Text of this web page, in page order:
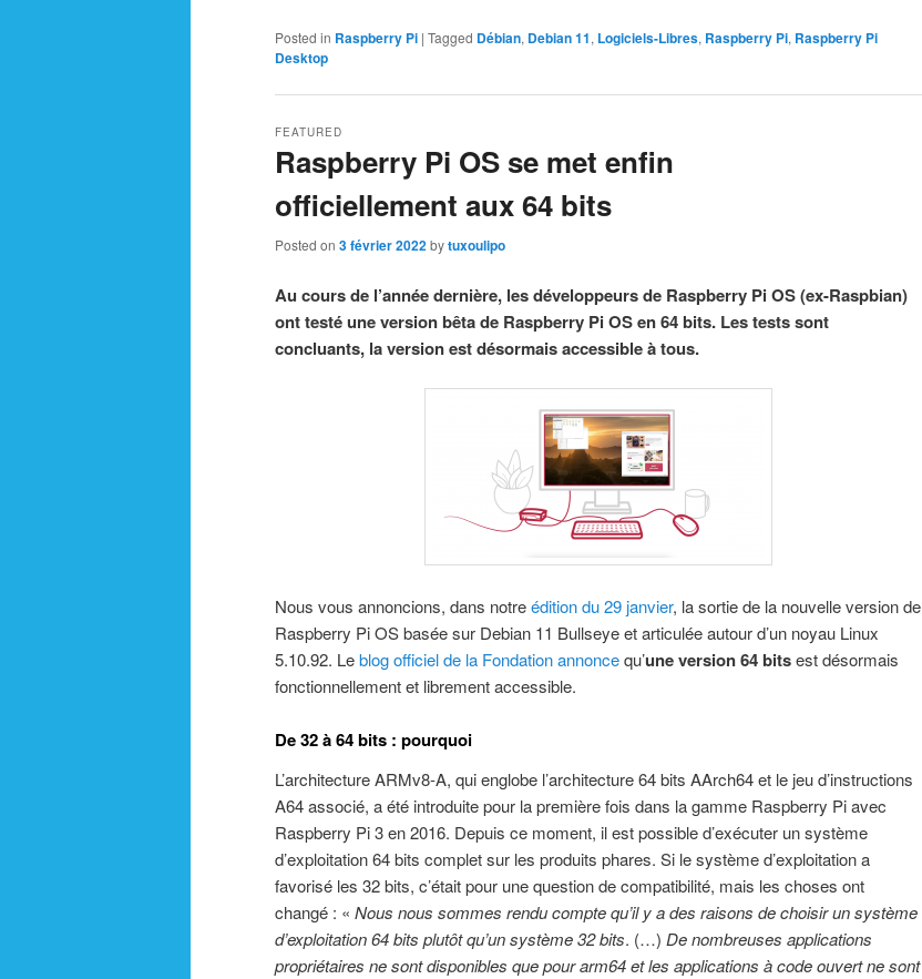
Posted in Raspberry Pi | Tagged Débian, Debian 11, Logiciels-Libres, Raspberry Pi, Raspberry Pi
Desktop
Raspberry Pi OS se met enfin
officiellement aux 64 bits
FEATURED
Posted on 3 février 2022bytuxoulipo
Au cours de l’année dernière, les développeurs de Raspberry Pi OS (ex-Raspbian)
ont testé une version bêta de Raspberry Pi OS en 64 bits. Les tests sont
concluants, la version est désormais accessible à tous.
Nous vous annoncions, dans notreédition du 29 janvier, la sortie de la nouvelle version de
Raspberry Pi OS basée sur Debian 11 Bullseye et articulée autour d’un noyau Linux
5.10.92. Leblog officiel de la Fondation annoncequ’une version 64 bitsest désormais
fonctionnellement et librement accessible.
De 32 à 64 bits : pourquoi
L’architecture ARMv8-A, qui englobe l’architecture 64 bits AArch64 et le jeu d’instructions
A64 associé, a été introduite pour la première fois dans la gamme Raspberry Pi avec
Raspberry Pi 3 en 2016. Depuis ce moment, il est possible d’exécuter un système
d’exploitation 64 bits complet sur les produits phares. Si le système d’exploitation a
favorisé les 32 bits, c’était pour une question de compatibilité, mais les choses ont
changé : « Nous nous sommes rendu compte qu’il y a des raisons de choisir un système
d’exploitation 64 bits plutôt qu’un système 32 bits. (…) De nombreuses applications
propriétaires ne sont disponibles que pour arm64 et les applications à code ouvert ne sont